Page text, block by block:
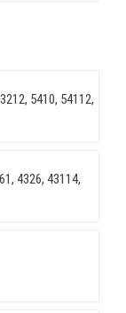
5410, 54112,
4326, 43114,